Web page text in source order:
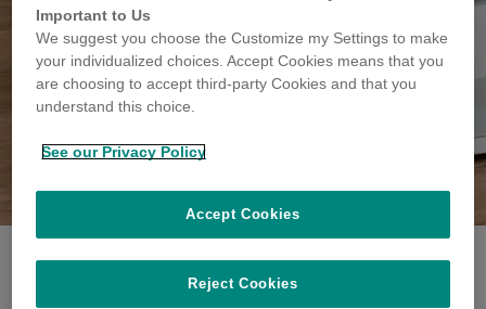
Die VanVranken Familie
erzählen ihre Geschichte
Important to Us
We suggest you choose the Customize my Settings to make
your individualized choices. Accept Cookies means that you
are choosing to accept third-party Cookies and that you
understand this choice.
See our Privacy Policy
Reject Cookies
Accept Cookies